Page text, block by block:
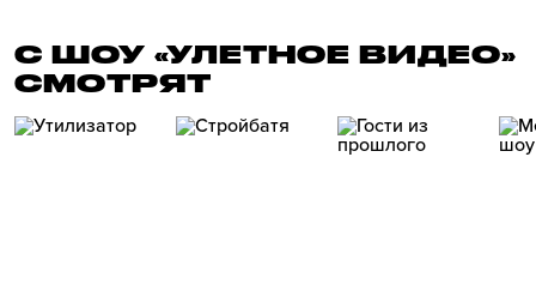
С ШОУ «УЛЕТНОЕ ВИДЕО»
СМОТРЯТ